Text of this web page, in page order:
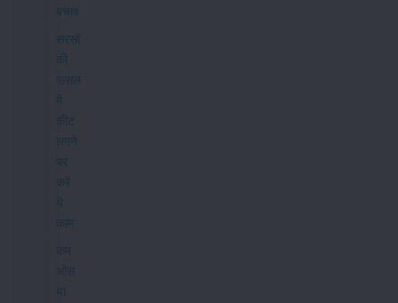
बचाव
सरसों
की
फसल
में
कीट
लगने
पर
करें
ये
काम
कम
ओस
या